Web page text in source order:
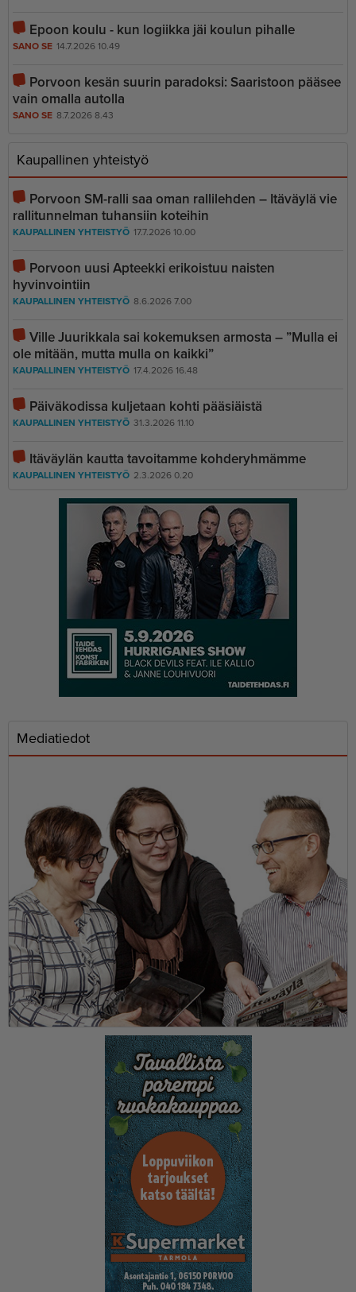
Epoon koulu - kun logiikka jäi koulun pihalle
SANO SE 14.7.2026 10.49
Porvoon kesän suurin paradoksi: Saaristoon pääsee
vain omalla autolla
SANO SE 8.7.2026 8.43
Kaupallinen yhteistyö
Porvoon SM-ralli saa oman rallilehden – Itäväylä vie
rallitunnelman tuhansiin koteihin
KAUPALLINEN YHTEISTYÖ 17.7.2026 10.00
Porvoon uusi Apteekki erikoistuu naisten
hyvinvointiin
KAUPALLINEN YHTEISTYÖ 8.6.2026 7.00
Ville Juurikkala sai kokemuksen armosta – ”Mulla ei
ole mitään, mutta mulla on kaikki”
KAUPALLINEN YHTEISTYÖ 17.4.2026 16.48
Päiväkodissa kuljetaan kohti pääsiäistä
KAUPALLINEN YHTEISTYÖ 31.3.2026 11.10
Itäväylän kautta tavoitamme kohderyhmämme
KAUPALLINEN YHTEISTYÖ 2.3.2026 0.20
Mediatiedot